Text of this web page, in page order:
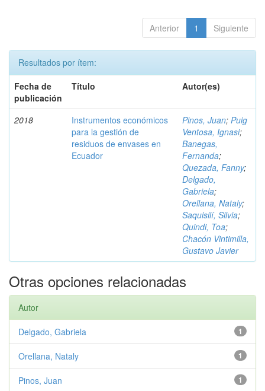
Anterior 1 Siguiente
Resultados por ítem:
Fecha de
publicación
Título Autor(es)
2018
Instrumentos económicos
para la gestión de
residuos de envases en
Ecuador
Pinos, Juan; Puig
Ventosa, Ignasi;
Banegas,
Fernanda;
Quezada, Fanny;
Delgado,
Gabriela;
Orellana, Nataly;
Saquisilí, Silvia;
Quindi, Toa;
Chacón Vintimilla,
Gustavo Javier
Otras opciones relacionadas
Autor
1
Delgado, Gabriela
1
Orellana, Nataly
1
Pinos, Juan